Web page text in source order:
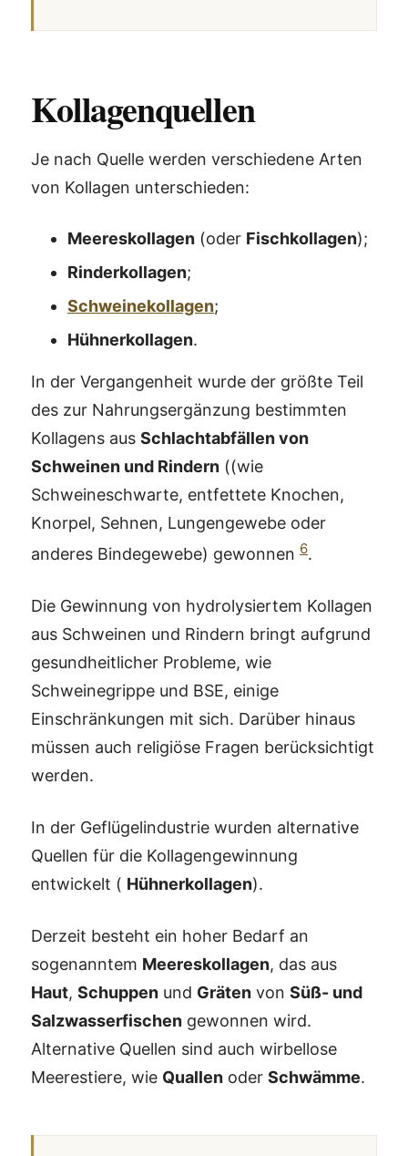
Kollagenquellen
Je nach Quelle werden verschiedene Arten
von Kollagen unterschieden:
Meereskollagen (oder Fischkollagen);
Rinderkollagen;
Schweinekollagen;
Hühnerkollagen.
In der Vergangenheit wurde der größte Teil
des zur Nahrungsergänzung bestimmten
Kollagens aus Schlachtabfällen von
Schweinen und Rindern ((wie
Schweineschwarte, entfettete Knochen,
Knorpel, Sehnen, Lungengewebe oder
anderes Bindegewebe) gewonnen 6.
Die Gewinnung von hydrolysiertem Kollagen
aus Schweinen und Rindern bringt aufgrund
gesundheitlicher Probleme, wie
Schweinegrippe und BSE, einige
Einschränkungen mit sich. Darüber hinaus
müssen auch religiöse Fragen berücksichtigt
werden.
In der Geflügelindustrie wurden alternative
Quellen für die Kollagengewinnung
entwickelt ( Hühnerkollagen).
Derzeit besteht ein hoher Bedarf an
sogenanntem Meereskollagen, das aus
Haut, Schuppen und Gräten von Süß- und
Salzwasserfischen gewonnen wird.
Alternative Quellen sind auch wirbellose
Meerestiere, wie Quallen oder Schwämme.